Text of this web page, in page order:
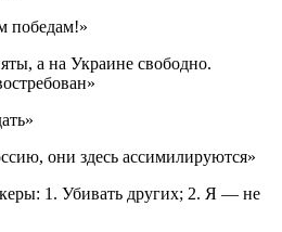
победам!»
а на Украине свободно.
они здесь ассимилируются»
1. Убивать других; 2. Я — не